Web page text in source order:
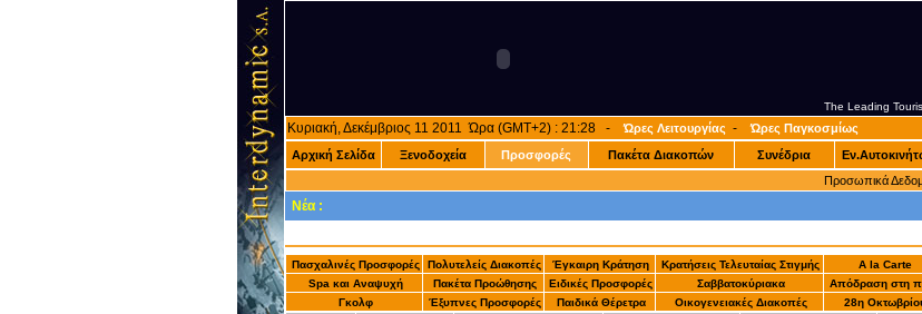
The Leading
Κυριακή, Δεκέμβριος 11 2011 Ώρα (GMT+2) : 21:28 -Ώρες Λειτουργίας -Ώρες Παγκοσμίως
Αρχική Σελίδα
Ξενοδοχεία Προσφορές Πακέτα Διακοπών Συνέδρια
Προσωπικά
Νέα :
Πασχαλινές Προσφορές Πολυτελείς Διακοπές Έγκαιρη Κράτηση Κρατήσεις Τελευταίας Στιγμής A la Carte
Spa και Αναψυχή
Πακέτα Προώθησης Ειδικές Προσφορές Σαββατοκύριακα Απόδραση στη
Γκολφ
Έξυπνες Προσφορές Παιδικά Θέρετρα Οικογενειακές Διακοπές 28η